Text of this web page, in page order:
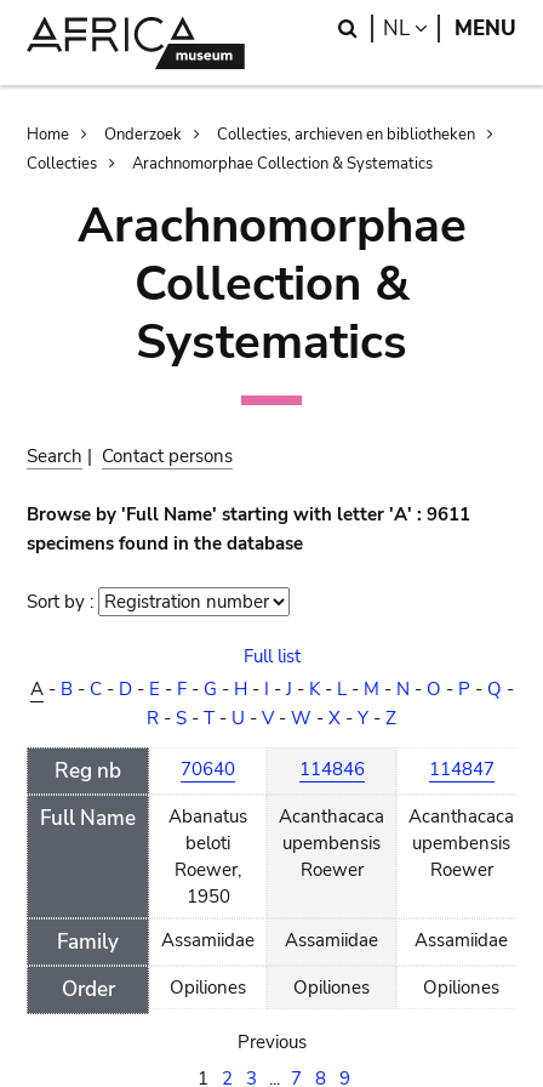
Search
NL LANGUAGE
MENU
Breadcrumb
Home Onderzoek
Collecties, archieven en bibliotheken
Collecties
Arachnomorphae Collection & Systematics
Arachnomorphae
Collection &
Systematics
Search | Contact persons
Browse by 'Full Name' starting with letter 'A' : 9611
specimens found in the database
Sort by : Sort
Full list
A- B- C- D- E - F- G - H- I -J - K- L- M - N - O - P - Q -
R - S - T - U - V- W - X - Y - Z
Reg nb
Full Name
Family
Order
70640
Abanatus
beloti
Roewer,
1950
Assamiidae
Opiliones
114846
Acanthacaca
upembensis
Roewer
Assamiidae
Opiliones
114847
Acanthacaca
upembensis
Roewer
Assamiidae
Opiliones
Previous
1
2 3 ... 7 8 9